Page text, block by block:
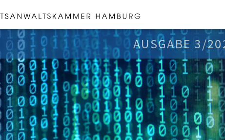
AUSGABE 3/